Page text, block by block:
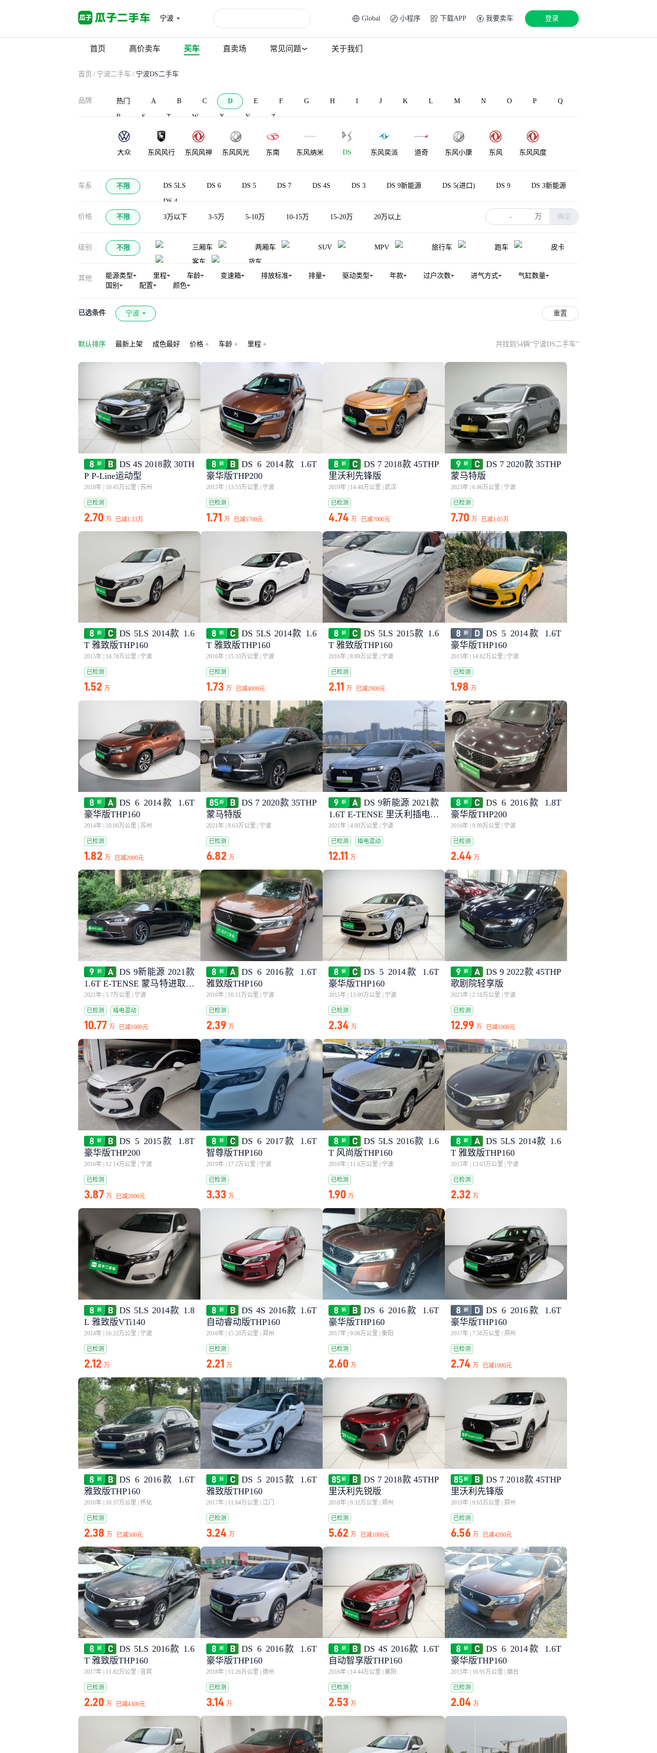
宁波 Global 小程序 下载APP 我要卖车 登录
首页 高价卖车 买车 直卖场 常见问题 关于我们
首页 / 宁波二手车 / 宁波DS二手车
品牌 热门 A B C D E F G H I J K L M N O P Q
R S T W X Y Z
大众 东风风行 东风风神 东风风光 东南 东风纳米 DS 东风奕派 道奇 东风小康 东风 东风风度
大运 东风御风 大力牛魔王 大乘汽车 东风富康 电动屋 道朗格 大发 电咖 东风·瑞泰特
车系 不限 DS 5LS DS 6 DS 5 DS 7 DS 4S DS 3 DS 9新能源 DS 5(进口) DS 9 DS 3新能源
DS 4
价格 不限 3万以下 3-5万 5-10万 10-15万 15-20万 20万以上 - 万 确定
级别 不限 三厢车 两厢车 SUV MPV 旅行车 跑车
皮卡
客车
货车
其他 能源类型 里程 车龄 变速箱 排放标准 排量 驱动类型 年款 过户次数 进气方式
气缸数量
国别
配置 颜色
已选条件 宁波 重置
默认排序 最新上架 成色最好 价格 车龄 里程 共找到54辆“宁波DS二手车”
DS 4S 2018款 30TH
P P-Line运动型
2018年 10.45万公里 苏州
已检测
2.70 万 已减1.33万
DS 6 2014款 1.6T
豪华版THP200
2015年 13.53万公里 宁波
已检测
1.71 万 已减5700元
DS 7 2018款 45THP
里沃利先锋版
2019年 14.48万公里 武汉
已检测
4.74 万 已减7000元
DS 7 2020款 35THP
蒙马特版
2023年 6.86万公里 宁波
已检测
7.70 万 已减1.05万
DS 5LS 2014款 1.6
T 雅致版THP160
2015年 14.78万公里 宁波
已检测
1.52 万
DS 5LS 2014款 1.6
T 雅致版THP160
2016年 15.33万公里 宁波
已检测
1.73 万 已减4000元
DS 5LS 2015款 1.6
T 雅致版THP160
2016年 8.89万公里 宁波
已检测
2.11 万 已减2900元
DS 5 2014款 1.6T
豪华版THP160
2015年 14.82万公里 宁波
已检测
1.98 万
DS 6 2014款 1.6T
豪华版THP160
2014年 10.66万公里 苏州
已检测
1.82 万 已减2000元
DS 7 2020款 35THP
蒙马特版
2021年 8.63万公里 宁波
已检测
6.82 万
DS 9新能源 2021款
1.6T E-TENSE 里沃利插电混
动版
2021年 4.89万公里 宁波
已检测 插电混动
12.11 万
DS 6 2016款 1.8T
豪华版THP200
2016年 9.09万公里 宁波
已检测
2.44 万
DS 9新能源 2021款
1.6T E-TENSE 蒙马特进取插
电混动版
2021年 5.7万公里 宁波
已检测 插电混动
10.77 万 已减1000元
DS 6 2016款 1.6T
雅致版THP160
2016年 16.11万公里 宁波
已检测
2.39 万
DS 5 2014款 1.6T
豪华版THP160
2015年 13.09万公里 宁波
已检测
2.34 万
DS 9 2022款 45THP
歌剧院轻享版
2023年 2.18万公里 宁波
已检测
12.99 万 已减1000元
DS 5 2015款 1.8T
豪华版THP200
2016年 12.14万公里 宁波
已检测
3.87 万 已减2000元
DS 6 2017款 1.6T
智尊版THP160
2019年 17.2万公里 宁波
已检测
3.33 万
DS 5LS 2016款 1.6
T 风尚版THP160
2016年 11.6万公里 宁波
已检测
1.90 万
DS 5LS 2014款 1.6
T 雅致版THP160
2015年 13.03万公里 宁波
已检测
2.32 万
DS 5LS 2014款 1.8
L 雅致版VTi140
2014年 16.22万公里 宁波
已检测
2.12 万
DS 4S 2016款 1.6T
自动睿动版THP160
2016年 15.28万公里 郑州
已检测
2.21 万
DS 6 2016款 1.6T
豪华版THP160
2017年 9.08万公里 衡阳
已检测
2.60 万
DS 6 2016款 1.6T
豪华版THP160
2017年 7.58万公里 郑州
已检测
2.74 万 已减1000元
DS 6 2016款 1.6T
雅致版THP160
2016年 10.37万公里 怀化
已检测
2.38 万 已减500元
DS 5 2015款 1.6T
雅致版THP160
2017年 11.64万公里 江门
已检测
3.24 万
DS 7 2018款 45THP
里沃利先锐版
2018年 9.32万公里 郑州
已检测
5.62 万 已减1000元
DS 7 2018款 45THP
里沃利先锋版
2019年 9.65万公里 郑州
已检测
6.56 万 已减4200元
DS 5LS 2016款 1.6
T 雅致版THP160
2017年 11.82万公里 宜宾
已检测
2.20 万 已减4300元
DS 6 2016款 1.6T
豪华版THP160
2018年 11.26万公里 德州
已检测
3.14 万
DS 4S 2016款 1.6T
自动智享版THP160
2016年 14.44万公里 襄阳
已检测
2.53 万
DS 6 2014款 1.6T
豪华版THP160
2015年 16.91万公里 烟台
已检测
2.04 万